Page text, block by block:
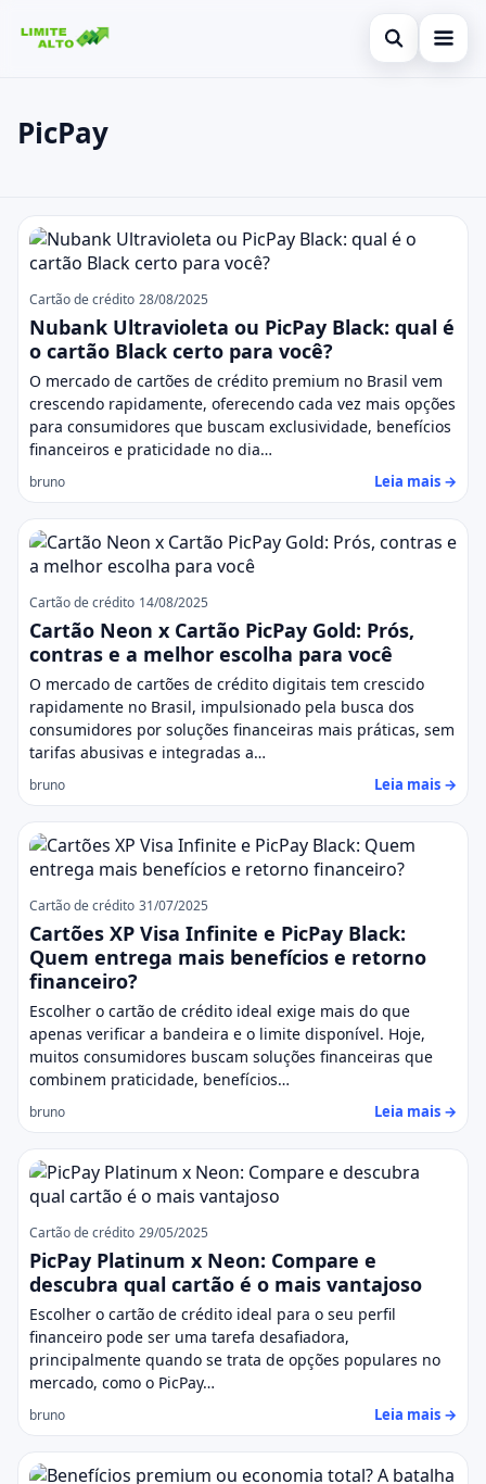
Abrir busca
Cartão de crédito
Empréstimo
Legal
Buscar no site
Pressione Enter para buscar ou ESC para fechar.
PicPay
PicPay
Cartão de crédito 28/08/2025
Nubank Ultravioleta ou PicPay Black: qual é
o cartão Black certo para você?
O mercado de cartões de crédito premium no Brasil vem
crescendo rapidamente, oferecendo cada vez mais opções
para consumidores que buscam exclusividade, benefícios
financeiros e praticidade no dia…
bruno Leia mais →
Cartão de crédito 14/08/2025
Cartão Neon x Cartão PicPay Gold: Prós,
contras e a melhor escolha para você
O mercado de cartões de crédito digitais tem crescido
rapidamente no Brasil, impulsionado pela busca dos
consumidores por soluções financeiras mais práticas, sem
tarifas abusivas e integradas a…
bruno Leia mais →
Cartão de crédito 31/07/2025
Cartões XP Visa Infinite e PicPay Black:
Quem entrega mais benefícios e retorno
financeiro?
Escolher o cartão de crédito ideal exige mais do que
apenas verificar a bandeira e o limite disponível. Hoje,
muitos consumidores buscam soluções financeiras que
combinem praticidade, benefícios…
bruno Leia mais →
Cartão de crédito 29/05/2025
PicPay Platinum x Neon: Compare e
descubra qual cartão é o mais vantajoso
Escolher o cartão de crédito ideal para o seu perfil
financeiro pode ser uma tarefa desafiadora,
principalmente quando se trata de opções populares no
mercado, como o PicPay…
bruno Leia mais →